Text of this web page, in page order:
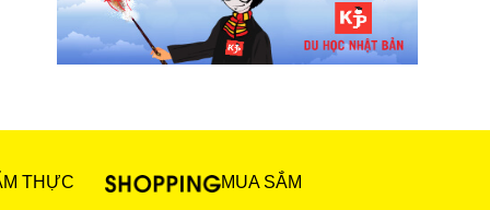
THỰC MUA SẮM